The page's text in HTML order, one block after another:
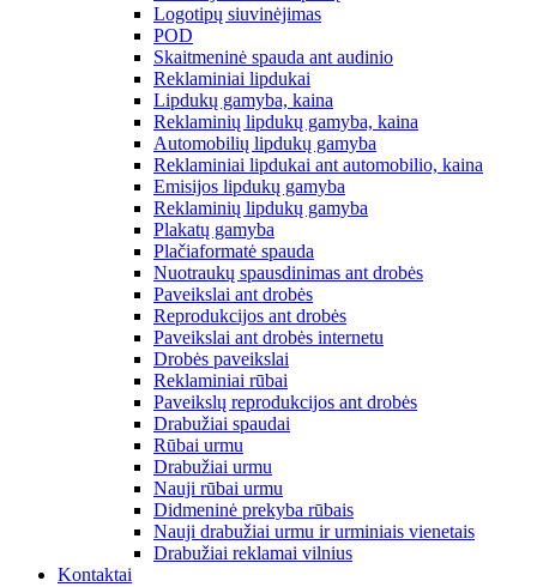
Logotipų siuvinėjimas
POD
Skaitmeninė spauda ant audinio
Reklaminiai lipdukai
Lipdukų gamyba, kaina
Reklaminių lipdukų gamyba, kaina
Automobilių lipdukų gamyba
Reklaminiai lipdukai ant automobilio, kaina
Emisijos lipdukų gamyba
Reklaminių lipdukų gamyba
Plakatų gamyba
Plačiaformatė spauda
Nuotraukų spausdinimas ant drobės
Paveikslai ant drobės
Reprodukcijos ant drobės
Paveikslai ant drobės internetu
Drobės paveikslai
Reklaminiai rūbai
Paveikslų reprodukcijos ant drobės
Drabužiai spaudai
Rūbai urmu
Drabužiai urmu
Nauji rūbai urmu
Didmeninė prekyba rūbais
Nauji drabužiai urmu ir urminiais vienetais
Drabužiai reklamai vilnius
Kontaktai